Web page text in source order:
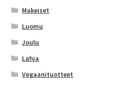
Makeiset
Luomu
Joulu
Lahja
Vegaanituotteet